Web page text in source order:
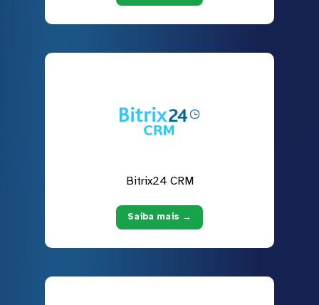
Bitrix24 CRM
Saiba mais →